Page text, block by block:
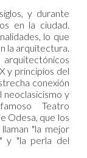
y durante
en la ciudad.
lo que
la arquitectura.
y principios del
conexión
neoclasicismo y
Teatro
Odesa, que los
"la mejor
y "la perla del